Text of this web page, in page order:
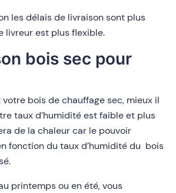
les délais de livraison sont plus
livreur est plus flexible.
bois sec pour
votre bois de chauffage sec, mieux il
taux d’humidité est faible et plus
de la chaleur car le pouvoir
fonction du taux d’humidité du bois
printemps ou en été, vous